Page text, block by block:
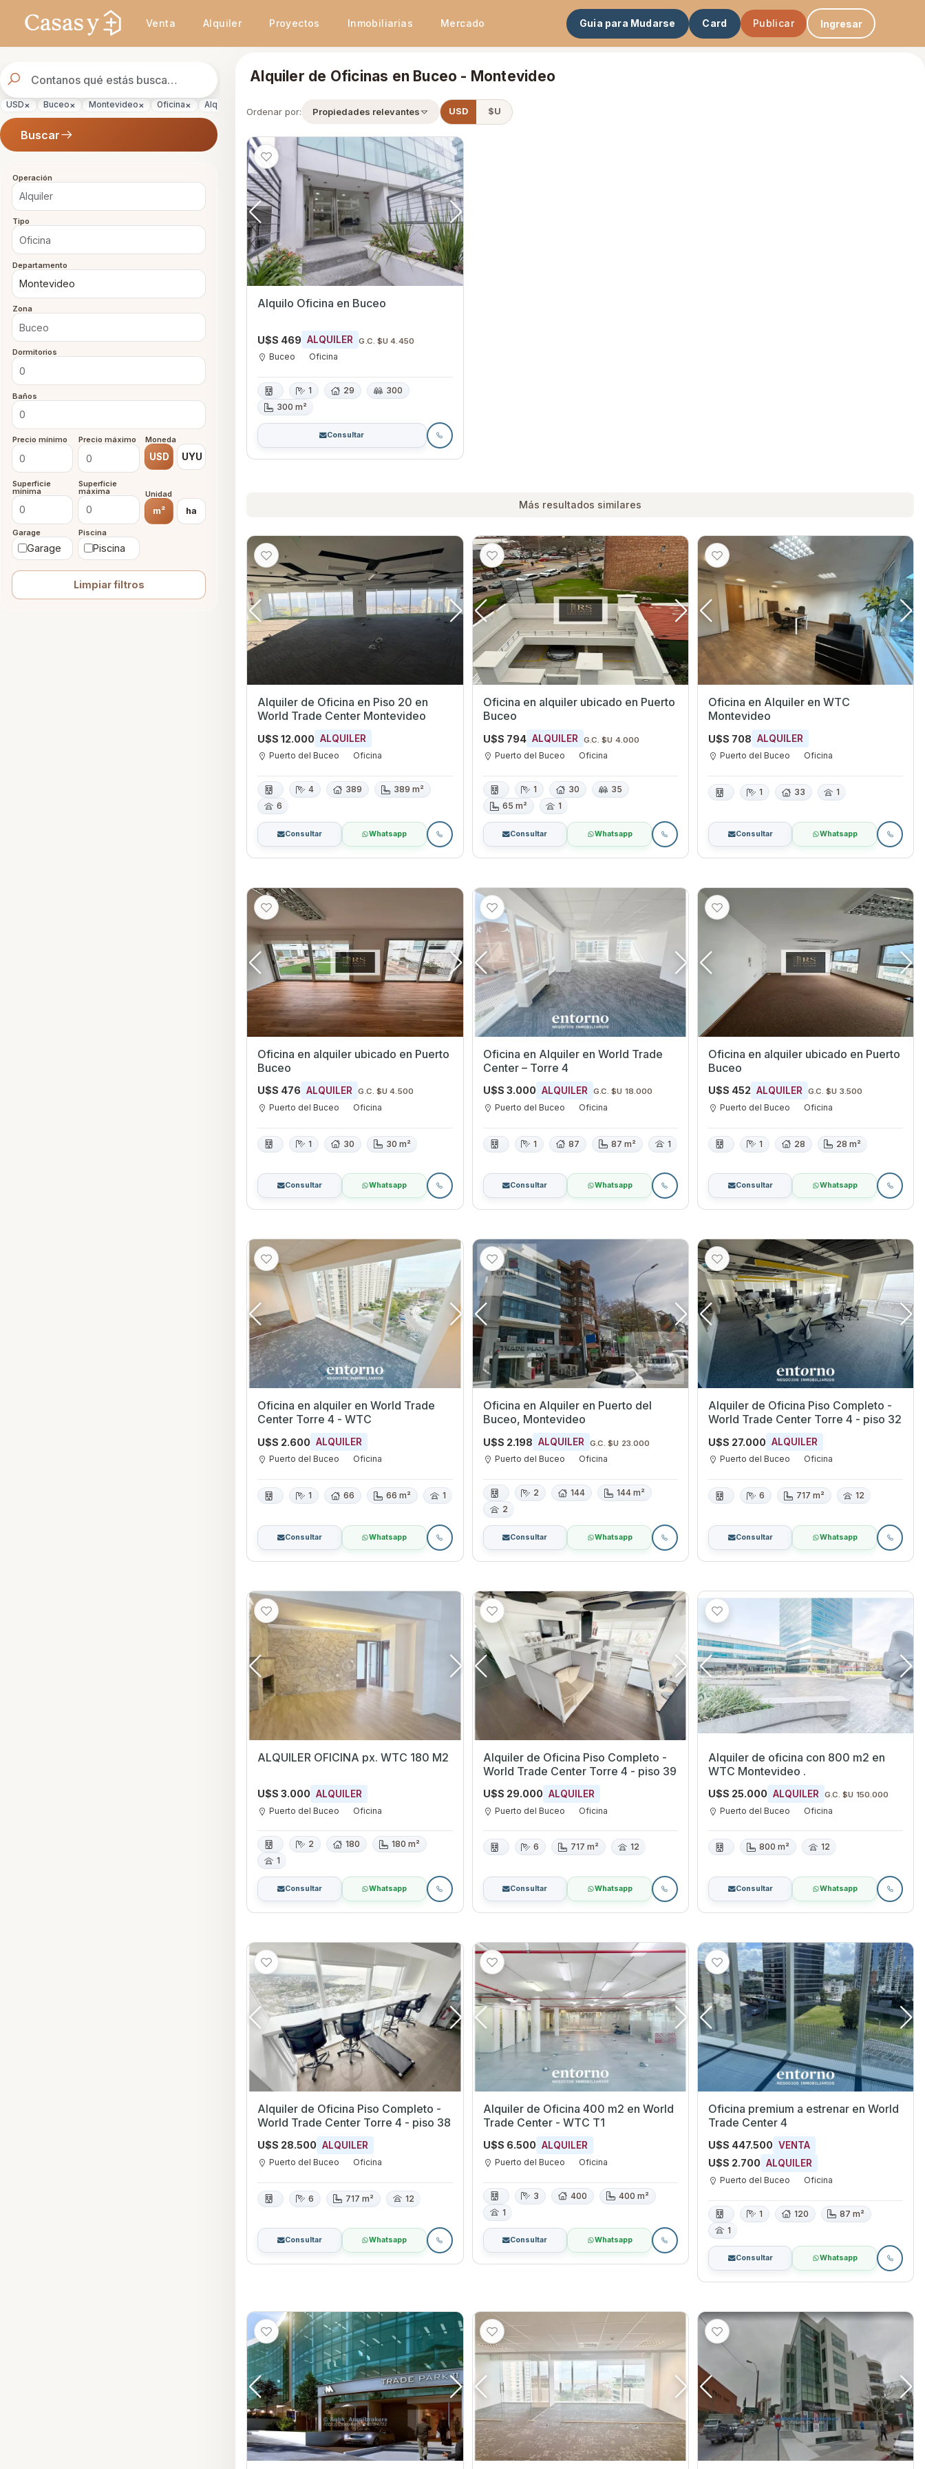
Venta Alquiler Proyectos Inmobiliarias Mercado Guia para Mudarse Card Publicar Ingresar
de
propiedades
USD× Buceo× Montevideo× Oficina× Alquiler
Buscar
Operación
Tipo
Departamento
Zona
Dormitorios
Baños
Precio mínimo Precio máximo Moneda
USD UYU
Superficie
mínima
Superficie
máxima Unidad
m² ha
Garage
Garage
Piscina
Piscina
Limpiar filtros
Alquiler de Oficinas en Buceo - Montevideo
Ordenar por: Propiedades relevantes USD $U
Alquilo Oficina en Buceo
U$S 469 ALQUILER G.C. $U 4.450
Buceo Oficina
1 29
300
300 m²
Consultar
Más resultados similares
Alquiler de Oficina en Piso 20 en
World Trade Center Montevideo
U$S 12.000 ALQUILER
Puerto del Buceo Oficina
4 389
389 m²
6
Consultar Whatsapp
Oficina en alquiler ubicado en Puerto
Buceo
U$S 794 ALQUILER G.C. $U 4.000
Puerto del Buceo Oficina
1 30
35
65 m²
1
Consultar Whatsapp
Oficina en Alquiler en WTC
Montevideo
U$S 708 ALQUILER
Puerto del Buceo Oficina
1 33 1
Consultar Whatsapp
Oficina en alquiler ubicado en Puerto
Buceo
U$S 476 ALQUILER G.C. $U 4.500
Puerto del Buceo Oficina
1 30 30 m²
Consultar Whatsapp
Oficina en Alquiler en World Trade
Center – Torre 4
U$S 3.000 ALQUILER G.C. $U 18.000
Puerto del Buceo Oficina
1 87 87 m² 1
Consultar Whatsapp
Oficina en alquiler ubicado en Puerto
Buceo
U$S 452 ALQUILER G.C. $U 3.500
Puerto del Buceo Oficina
1 28 28 m²
Consultar Whatsapp
Oficina en alquiler en World Trade
Center Torre 4 - WTC
U$S 2.600 ALQUILER
Puerto del Buceo Oficina
1 66 66 m² 1
Consultar Whatsapp
Oficina en Alquiler en Puerto del
Buceo, Montevideo
U$S 2.198 ALQUILER G.C. $U 23.000
Puerto del Buceo Oficina
2 144
144 m²
2
Consultar Whatsapp
Alquiler de Oficina Piso Completo -
World Trade Center Torre 4 - piso 32
U$S 27.000 ALQUILER
Puerto del Buceo Oficina
6 717 m² 12
Consultar Whatsapp
ALQUILER OFICINA px. WTC 180 M2
U$S 3.000 ALQUILER
Puerto del Buceo Oficina
2 180
180 m²
1
Consultar Whatsapp
Alquiler de Oficina Piso Completo -
World Trade Center Torre 4 - piso 39
U$S 29.000 ALQUILER
Puerto del Buceo Oficina
6 717 m² 12
Consultar Whatsapp
Alquiler de oficina con 800 m2 en
WTC Montevideo .
U$S 25.000 ALQUILER G.C. $U 150.000
Puerto del Buceo Oficina
800 m² 12
Consultar Whatsapp
Alquiler de Oficina Piso Completo -
World Trade Center Torre 4 - piso 38
U$S 28.500 ALQUILER
Puerto del Buceo Oficina
6 717 m² 12
Consultar Whatsapp
Alquiler de Oficina 400 m2 en World
Trade Center - WTC T1
U$S 6.500 ALQUILER
Puerto del Buceo Oficina
3 400
400 m²
1
Consultar Whatsapp
Oficina premium a estrenar en World
Trade Center 4
U$S 447.500 VENTA
U$S 2.700 ALQUILER
Puerto del Buceo Oficina
1 120
87 m²
1
Consultar Whatsapp